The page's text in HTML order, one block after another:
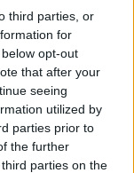
third parties, or
for
opt-out
that after your
seeing
utilized by
parties prior to
the further
parties on the
περισσότερο!
ξεχωρίζουν για
τους ποιότητα.